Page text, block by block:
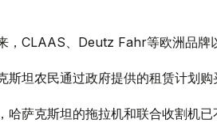
，CLAAS、Deutz Fahr等欧洲品牌
斯坦农民通过政府提供的租赁计划购
哈萨克斯坦的拖拉机和联合收割机已